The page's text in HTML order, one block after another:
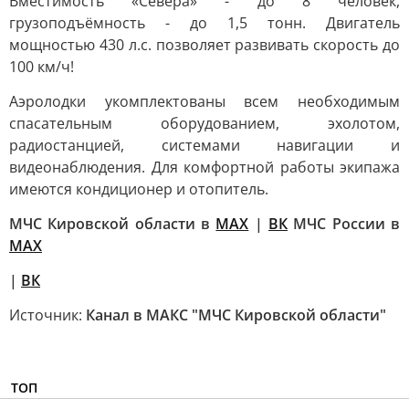
грузоподъёмность - до 1,5 тонн. Двигатель
мощностью 430 л.с. позволяет развивать скорость до
100 км/ч!
Аэролодки укомплектованы всем необходимым
спасательным оборудованием, эхолотом,
радиостанцией, системами навигации и
видеонаблюдения. Для комфортной работы экипажа
имеются кондиционер и отопитель.
МЧС Кировской области в MAX | ВК МЧС России в
MAX
| ВК
Источник: Канал в МАКС "МЧС Кировской области"
ТОП